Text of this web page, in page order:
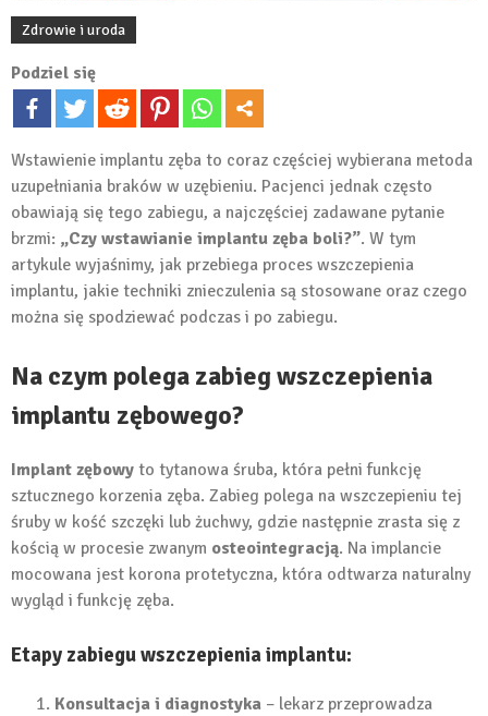
Zdrowie i uroda
Podziel się
Wstawienie implantu zęba to coraz częściej wybierana metoda
uzupełniania braków w uzębieniu. Pacjenci jednak często
obawiają się tego zabiegu, a najczęściej zadawane pytanie
brzmi: „Czy wstawianie implantu zęba boli?”. W tym
artykule wyjaśnimy, jak przebiega proces wszczepienia
implantu, jakie techniki znieczulenia są stosowane oraz czego
można się spodziewać podczas i po zabiegu.
Na czym polega zabieg wszczepienia
implantu zębowego?
Implant zębowy to tytanowa śruba, która pełni funkcję
sztucznego korzenia zęba. Zabieg polega na wszczepieniu tej
śruby w kość szczęki lub żuchwy, gdzie następnie zrasta się z
kością w procesie zwanym osteointegracją. Na implancie
mocowana jest korona protetyczna, która odtwarza naturalny
wygląd i funkcję zęba.
Etapy zabiegu wszczepienia implantu:
Konsultacja i diagnostyka – lekarz przeprowadza